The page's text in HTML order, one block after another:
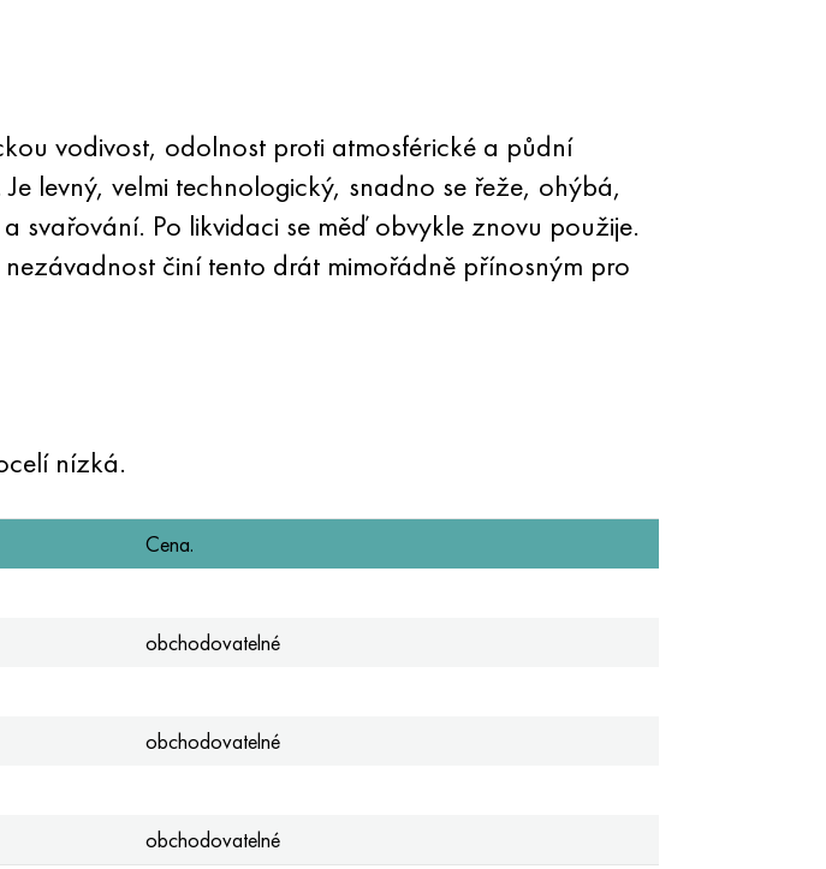
vodivost, odolnost proti atmosférické a půdní
levný, velmi technologický, snadno se řeže, ohýbá,
Po likvidaci se měď obvykle znovu použije.
činí tento drát mimořádně přínosným pro
nízká.
Cena.
obchodovatelné
obchodovatelné
obchodovatelné